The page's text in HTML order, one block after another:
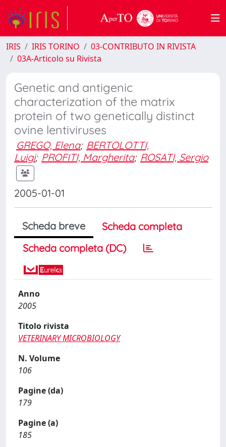
IRIS IRIS TORINO
03-CONTRIBUTO IN RIVISTA
03A-Articolo su Rivista
Genetic and antigenic
characterization of the matrix
protein of two genetically distinct
ovine lentiviruses
GREGO, Elena; BERTOLOTTI,
Luigi; PROFITI, Margherita; ROSATI, Sergio
2005-01-01
Scheda breve
Scheda completa
Scheda completa (DC)
Anno
2005
Titolo rivista
VETERINARY MICROBIOLOGY
N. Volume
106
Pagine (da)
179
Pagine (a)
185